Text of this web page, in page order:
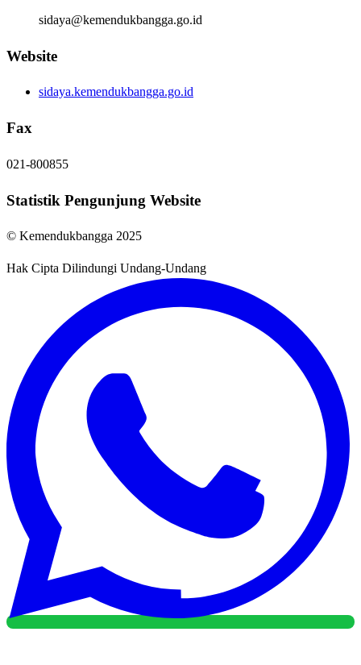
sidaya@kemendukbangga.go.id
Website
sidaya.kemendukbangga.go.id
Fax
021-800855
Statistik Pengunjung Website
© Kemendukbangga 2025
Hak Cipta Dilindungi Undang-Undang